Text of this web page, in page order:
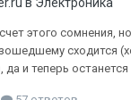
этого сомнения,
сходится
и теперь останется